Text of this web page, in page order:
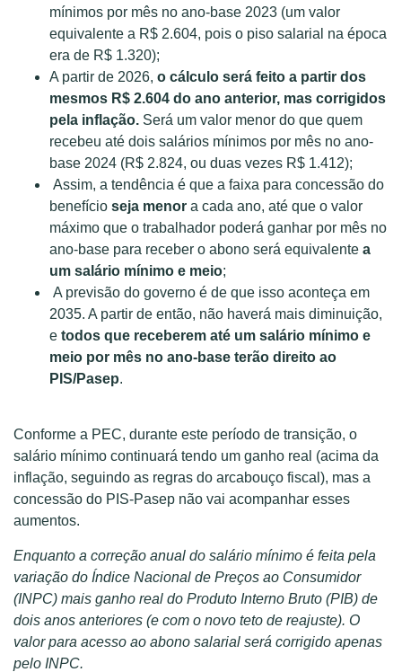
mínimos por mês no ano-base 2023 (um valor
equivalente a R$ 2.604, pois o piso salarial na época
era de R$ 1.320);
A partir de 2026, o cálculo será feito a partir dos
mesmos R$ 2.604 do ano anterior, mas corrigidos
pela inflação. Será um valor menor do que quem
recebeu até dois salários mínimos por mês no ano-
base 2024 (R$ 2.824, ou duas vezes R$ 1.412);
Assim, a tendência é que a faixa para concessão do
benefício seja menor a cada ano, até que o valor
máximo que o trabalhador poderá ganhar por mês no
ano-base para receber o abono será equivalente a
um salário mínimo e meio;
A previsão do governo é de que isso aconteça em
2035. A partir de então, não haverá mais diminuição,
e todos que receberem até um salário mínimo e
meio por mês no ano-base terão direito ao
PIS/Pasep.
Conforme a PEC, durante este período de transição, o
salário mínimo continuará tendo um ganho real (acima da
inflação, seguindo as regras do arcabouço fiscal), mas a
concessão do PIS-Pasep não vai acompanhar esses
aumentos.
Enquanto a correção anual do salário mínimo é feita pela
variação do Índice Nacional de Preços ao Consumidor
(INPC) mais ganho real do Produto Interno Bruto (PIB) de
dois anos anteriores (e com o novo teto de reajuste). O
valor para acesso ao abono salarial será corrigido apenas
pelo INPC.